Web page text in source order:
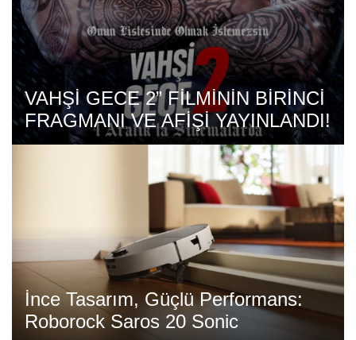
VAHŞİ GECE 2” FİLMİNİN BİRİNCİ
FRAGMANI VE AFİŞİ YAYINLANDI!
İnce Tasarım, Güçlü Performans:
Roborock Saros 20 Sonic